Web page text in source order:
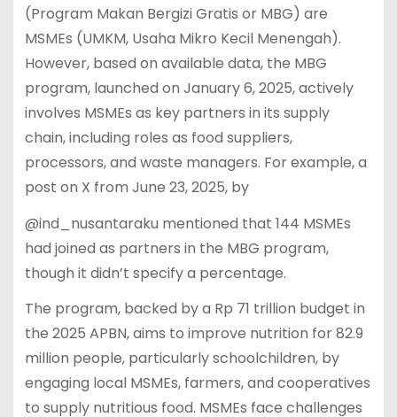
(Program Makan Bergizi Gratis or MBG) are
MSMEs (UMKM, Usaha Mikro Kecil Menengah).
However, based on available data, the MBG
program, launched on January 6, 2025, actively
involves MSMEs as key partners in its supply
chain, including roles as food suppliers,
processors, and waste managers. For example, a
post on X from June 23, 2025, by
@ind_nusantaraku mentioned that 144 MSMEs
had joined as partners in the MBG program,
though it didn’t specify a percentage.
The program, backed by a Rp 71 trillion budget in
the 2025 APBN, aims to improve nutrition for 82.9
million people, particularly schoolchildren, by
engaging local MSMEs, farmers, and cooperatives
to supply nutritious food. MSMEs face challenges